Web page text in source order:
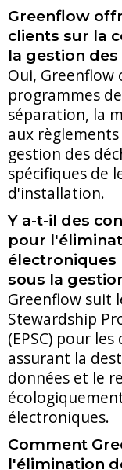
Greenflow
clients sur la
la gestion des
Oui, Greenflow
programmes
séparation, la
aux
gestion des
spécifiques de
d'installation.
Y a-t-il des
pour
électroniques
sous la
Greenflow suit
Stewardship
(EPSC) pour
assurant la
données et le
électroniques.
Comment
l'élimination